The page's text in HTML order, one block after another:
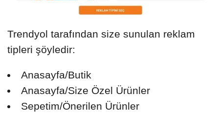
Trendyol tarafından size sunulan reklam
tipleri şöyledir:
Anasayfa/Butik
Anasayfa/Size Özel Ürünler
Sepetim/Önerilen Ürünler